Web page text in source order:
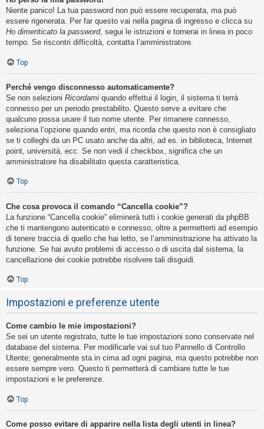
Niente panico! La tua password non può essere recuperata, ma può
essere rigenerata. Per far questo vai nella pagina di ingresso e clicca su
Ho dimenticato la password, segui le istruzioni e tornerai in linea in poco
tempo. Se riscontri difficoltà, contatta l’amministratore.
Top
Perché vengo disconnesso automaticamente?
Se non selezioni Ricordami quando effettui il login, il sistema ti terrà
connesso per un periodo prestabilito. Questo serve a evitare che
qualcuno possa usare il tuo nome utente. Per rimanere connesso,
seleziona l’opzione quando entri, ma ricorda che questo non è consigliato
se ti colleghi da un PC usato anche da altri, ad es. in biblioteca, Internet
point, università, ecc. Se non vedi il checkbox, significa che un
amministratore ha disabilitato questa caratteristica.
Top
Che cosa provoca il comando “Cancella cookie”?
La funzione “Cancella cookie” eliminerà tutti i cookie generati da phpBB
che ti mantengono autenticato e connesso, oltre a permetterti ad esempio
di tenere traccia di quello che hai letto, se l’amministrazione ha attivato la
funzione. Se hai avuto problemi di accesso o di uscita dal sistema, la
cancellazione dei cookie potrebbe risolvere tali disguidi.
Top
Impostazioni e preferenze utente
Come cambio le mie impostazioni?
Se sei un utente registrato, tutte le tue impostazioni sono conservate nel
database del sistema. Per modificarle vai sul tuo Pannello di Controllo
Utente; generalmente sta in cima ad ogni pagina, ma questo potrebbe non
essere sempre vero. Questo ti permetterà di cambiare tutte le tue
impostazioni e le preferenze.
Top
Come posso evitare di apparire nella lista degli utenti in linea?